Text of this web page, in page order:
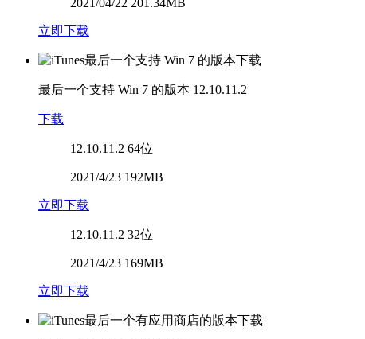
立即下载
最后一个支持 Win 7 的版本 12.10.11.2
下载
12.10.11.2 64位
2021/4/23 192MB
立即下载
12.10.11.2 32位
2021/4/23 169MB
立即下载